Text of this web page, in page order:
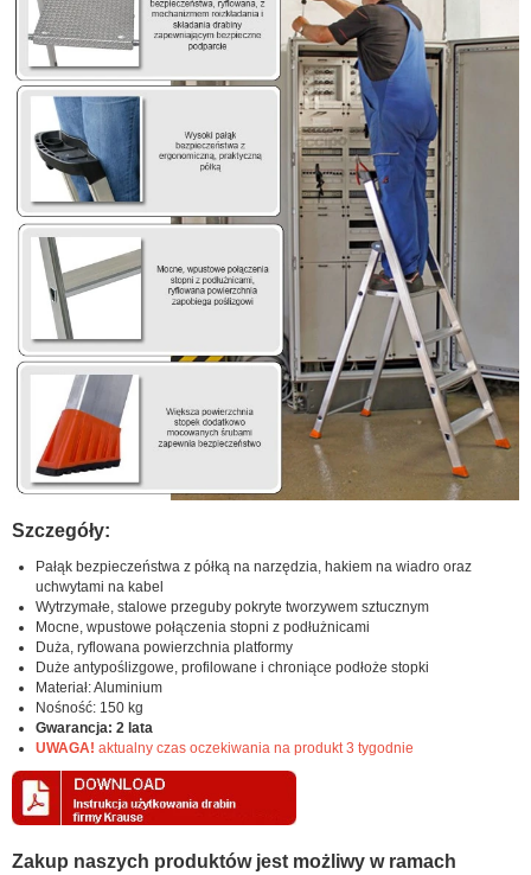
Szczegóły:
Pałąk bezpieczeństwa z półką na narzędzia, hakiem na wiadro oraz
uchwytami na kabel
Wytrzymałe, stalowe przeguby pokryte tworzywem sztucznym
Mocne, wpustowe połączenia stopni z podłużnicami
Duża, ryflowana powierzchnia platformy
Duże antypoślizgowe, profilowane i chroniące podłoże stopki
Materiał: Aluminium
Nośność: 150 kg
Gwarancja: 2 lata
UWAGA! aktualny czas oczekiwania na produkt 3 tygodnie
Zakup naszych produktów jest możliwy w ramach